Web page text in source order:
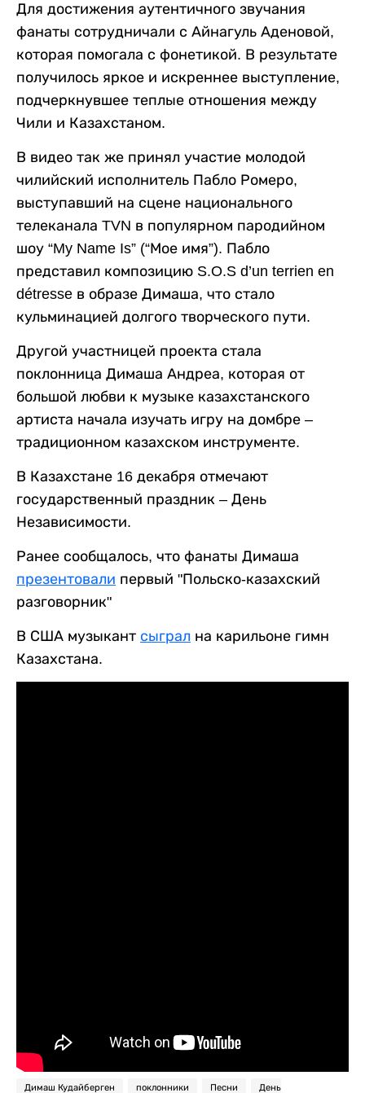
Для достижения аутентичного звучания
фанаты сотрудничали с Айнагуль Аденовой,
которая помогала с фонетикой. В результате
получилось яркое и искреннее выступление,
подчеркнувшее теплые отношения между
Чили и Казахстаном.
В видео так же принял участие молодой
чилийский исполнитель Пабло Ромеро,
выступавший на сцене национального
телеканала TVN в популярном пародийном
шоу “My Name Is” (“Мое имя”). Пабло
представил композицию S.O.S d’un terrien en
détresse в образе Димаша, что стало
кульминацией долгого творческого пути.
Другой участницей проекта стала
поклонница Димаша Андреа, которая от
большой любви к музыке казахстанского
артиста начала изучать игру на домбре –
традиционном казахском инструменте.
В Казахстане 16 декабря отмечают
государственный праздник – День
Независимости.
Ранее сообщалось, что фанаты Димаша
презентовали первый "Польско-казахский
разговорник"
В США музыкант сыграл на карильоне гимн
Казахстана.
Димаш Кудайберген поклонники Песни День